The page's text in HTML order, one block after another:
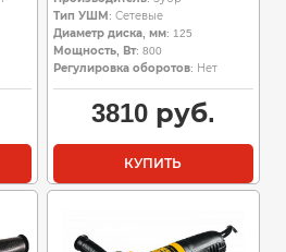
Тип УШМ : Сетевые
Диаметр диска, мм: 125
Мощность, Вт: 800
Регулировка оборотов: Нет
3810руб.
КУПИТЬ